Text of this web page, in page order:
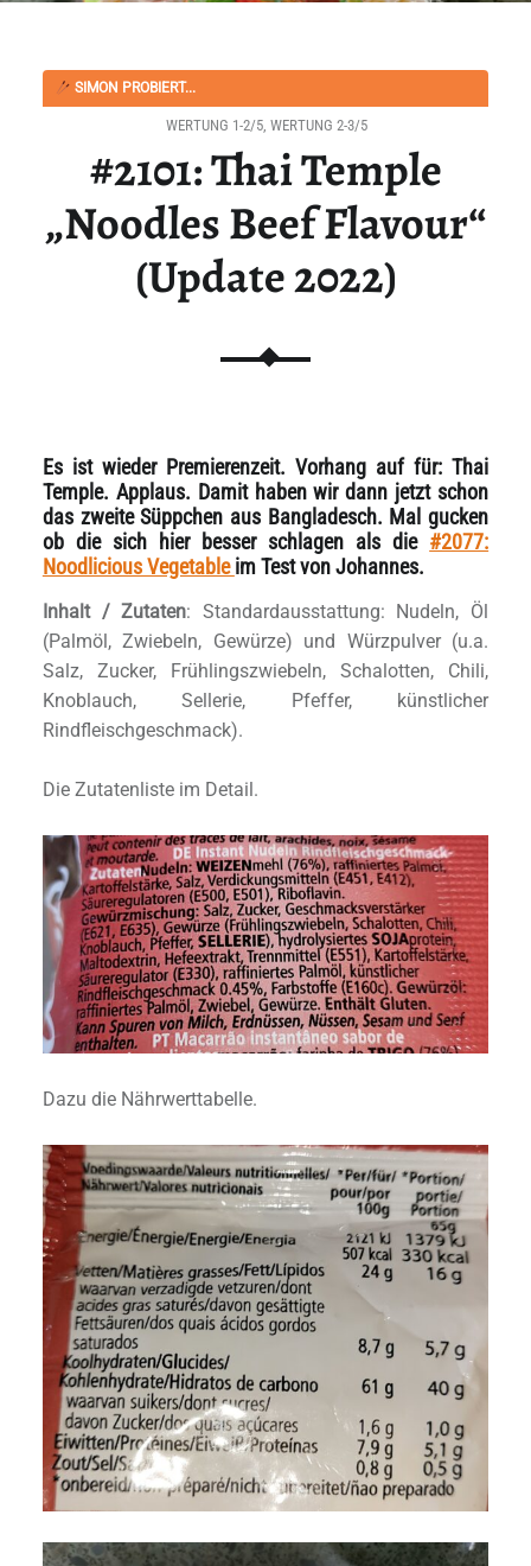
SIMON PROBIERT...
#2101: Thai Temple
„Noodles Beef Flavour“
(Update 2022)
WERTUNG 1-2/5, WERTUNG 2-3/5
Es ist wieder Premierenzeit. Vorhang auf für: Thai
Temple. Applaus. Damit haben wir dann jetzt schon
das zweite Süppchen aus Bangladesch. Mal gucken
ob die sich hier besser schlagen als die #2077:
Noodlicious Vegetableim Test von Johannes.
Inhalt / Zutaten: Standardausstattung: Nudeln, Öl
(Palmöl, Zwiebeln, Gewürze) und Würzpulver (u.a.
Salz, Zucker, Frühlingszwiebeln, Schalotten, Chili,
Knoblauch, Sellerie, Pfeffer, künstlicher
Rindfleischgeschmack).
Die Zutatenliste im Detail.
Dazu die Nährwerttabelle.